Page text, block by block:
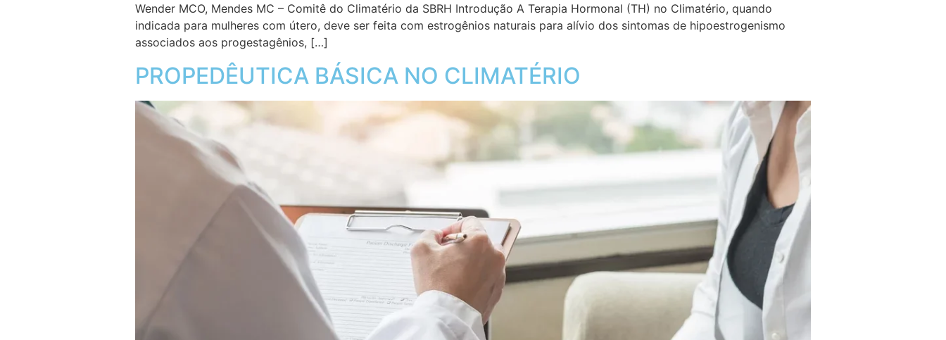
Wender MCO, Mendes MC – Comitê do Climatério da SBRH Introdução A Terapia Hormonal (TH) no Climatério, quando
indicada para mulheres com útero, deve ser feita com estrogênios naturais para alívio dos sintomas de hipoestrogenismo
associados aos progestagênios, […]
PROPEDÊUTICA BÁSICA NO CLIMATÉRIO